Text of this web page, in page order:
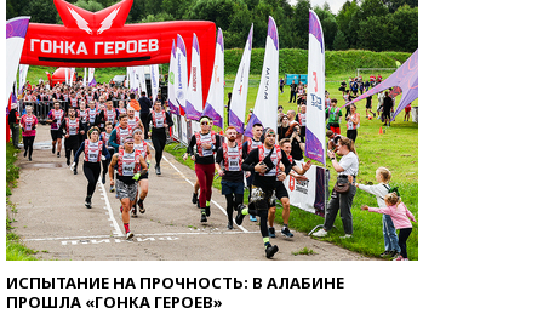
ИСПЫТАНИЕ НА ПРОЧНОСТЬ: В АЛАБИНЕ
ПРОШЛА «ГОНКА ГЕРОЕВ»